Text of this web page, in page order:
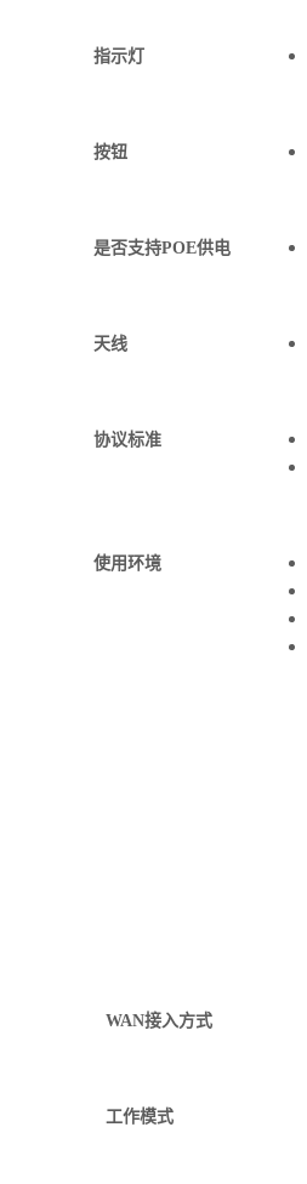
指示灯
按钮
是否支持POE供电
天线
协议标准
使用环境
WAN接入方式
工作模式